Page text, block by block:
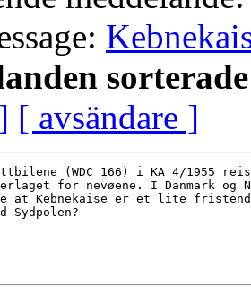
[ avsändare ]
(WDC 166) i KA 4/1955
for nevøene. I Danmark
at Kebnekaise er et lite
Sydpolen?